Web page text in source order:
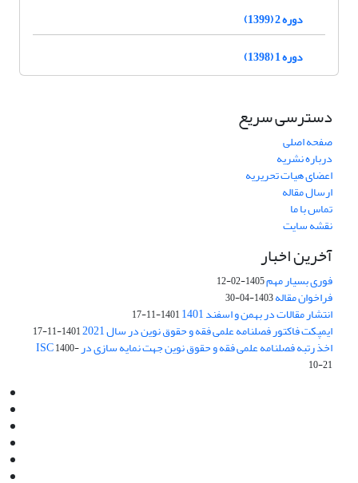
دوره 2 (1399)
دوره 1 (1398)
دسترسی سریع
صفحه اصلی
درباره نشریه
اعضای هیات تحریریه
ارسال مقاله
تماس با ما
نقشه سایت
آخرین اخبار
فوری بسیار مهم1405-02-12
فراخوان مقاله1403-04-30
انتشار مقالات در بهمن و اسفند 1401 1401-11-17
ایمپکت فاکتور فصلنامه علمی فقه و حقوق نوین در سال 2021 1401-11-17
اخذ رتبه فصلنامه علمی فقه و حقوق نوین جهت نمایه سازی در ISC1400-
10-21